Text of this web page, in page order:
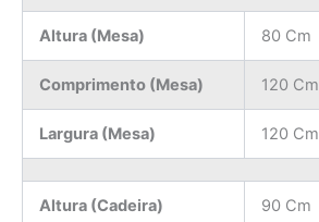
Altura (Mesa) 80 Cm
Comprimento (Mesa) 120 Cm
Largura (Mesa) 120 Cm
Altura (Cadeira) 90 Cm